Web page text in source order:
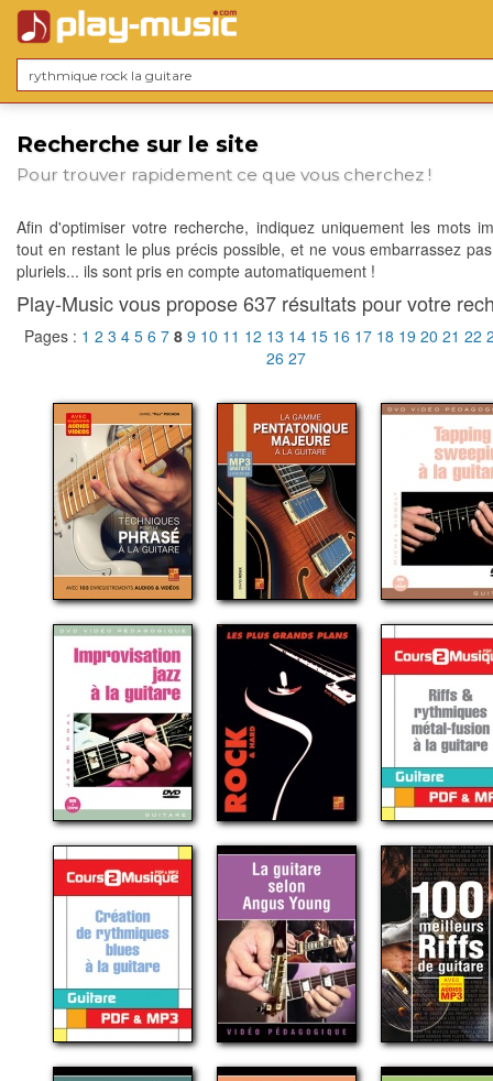
Recherche sur le site
Pour trouver rapidement ce que vous cherchez !
Afin d'optimiser votre recherche, indiquez uniquement les mots
tout en restant le plus précis possible, et ne vous embarrassez
pluriels... ils sont pris en compte automatiquement !
Play-Music vous propose 637 résultats pour votre
Pages : 1 2 3 4 5 6 7 8 9 10 11 12 13 14 15 16 17 18 19 20 21 22
26 27